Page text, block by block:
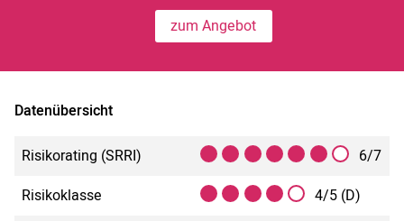
zum Angebot
Datenübersicht
Risikorating (SRRI)
6/7
Risikoklasse
4/5 (D)